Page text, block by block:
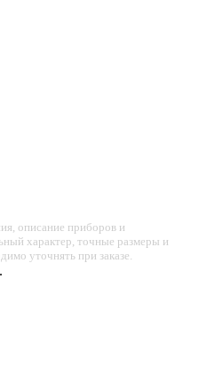
описание приборов и
характер, точные размеры и
уточнять при заказе.